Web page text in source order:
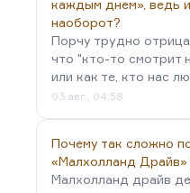
каждым днем», ведь
наоборот?
Порчу трудно
что "кто-то смотрит
или как те, кто нас
03 авг., 04:58
Почему так сложно
«Малхолланд
Малхолланд драйв